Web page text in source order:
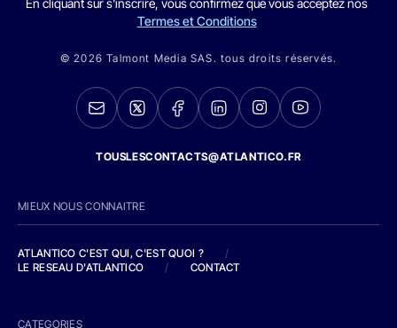
En cliquant sur s'inscrire, vous confirmez que vous acceptez nos
Termes et Conditions
© 2026 Talmont Media SAS. tous droits réservés.
TOUSLESCONTACTS@ATLANTICO.FR
MIEUX NOUS CONNAITRE
ATLANTICO C'EST QUI, C'EST QUOI ?
/
LE RESEAU D'ATLANTICO
/ CONTACT
CATEGORIES